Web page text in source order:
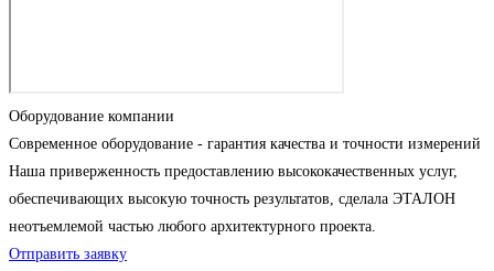
Оборудование компании
Современное оборудование - гарантия качества и точности измерений
Наша приверженность предоставлению высококачественных услуг,
обеспечивающих высокую точность результатов, сделала ЭТАЛОН
неотъемлемой частью любого архитектурного проекта.
Отправить заявку